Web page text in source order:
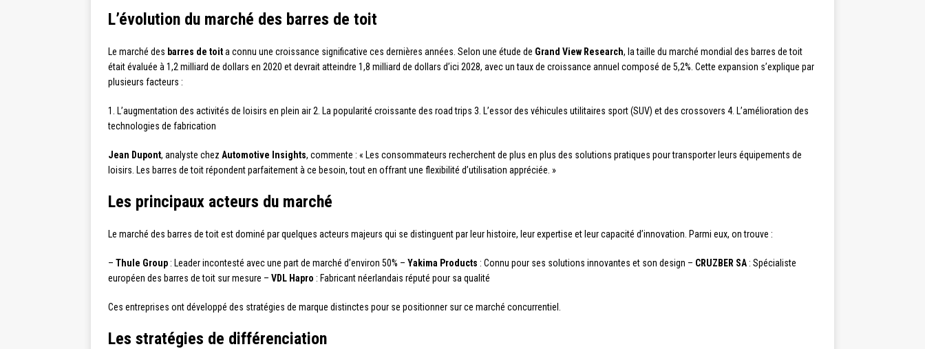
L’évolution du marché des barres de toit
Le marché des barres de toita connu une croissance significative ces dernières années. Selon une étude de Grand View Research, la taille du marché mondial des barres de toit
était évaluée à 1,2 milliard de dollars en 2020 et devrait atteindre 1,8 milliard de dollars d’ici 2028, avec un taux de croissance annuel composé de 5,2%. Cette expansion s’explique par
plusieurs facteurs :
1. L’augmentation des activités de loisirs en plein air 2. La popularité croissante des road trips 3. L’essor des véhicules utilitaires sport (SUV) et des crossovers 4. L’amélioration des
technologies de fabrication
Jean Dupont, analyste chez Automotive Insights, commente : « Les consommateurs recherchent de plus en plus des solutions pratiques pour transporter leurs équipements de
loisirs. Les barres de toit répondent parfaitement à ce besoin, tout en offrant une flexibilité d’utilisation appréciée. »
Les principaux acteurs du marché
Le marché des barres de toit est dominé par quelques acteurs majeurs qui se distinguent par leur histoire, leur expertise et leur capacité d’innovation. Parmi eux, on trouve :
– Thule Group : Leader incontesté avec une part de marché d’environ 50% – Yakima Products : Connu pour ses solutions innovantes et son design – CRUZBER SA : Spécialiste
européen des barres de toit sur mesure – VDL Hapro : Fabricant néerlandais réputé pour sa qualité
Ces entreprises ont développé des stratégies de marque distinctes pour se positionner sur ce marché concurrentiel.
Les stratégies de différenciation